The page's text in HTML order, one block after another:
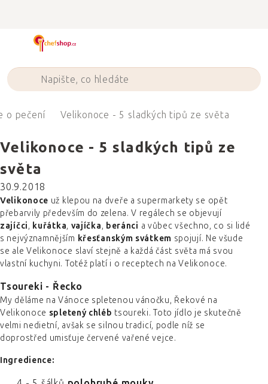
o pečení Velikonoce - 5 sladkých tipů ze světa
Velikonoce - 5 sladkých tipů ze
světa
30.9.2018
Velikonoce už klepou na dveře a supermarkety se opět
přebarvily především do zelena. V regálech se objevují
zajíčci, kuřátka, vajíčka, beránci a vůbec všechno, co si lidé
s nejvýznamnějším křesťanským svátkem spojují. Ne všude
se ale Velikonoce slaví stejně a každá část světa má svou
vlastní kuchyni. Totéž platí i o receptech na Velikonoce.
Tsoureki - Řecko
My děláme na Vánoce spletenou vánočku, Řekové na
Velikonoce spletený chléb tsoureki. Toto jídlo je skutečně
velmi nedietní, avšak se silnou tradicí, podle níž se
doprostřed umisťuje červené vařené vejce.
Ingredience: